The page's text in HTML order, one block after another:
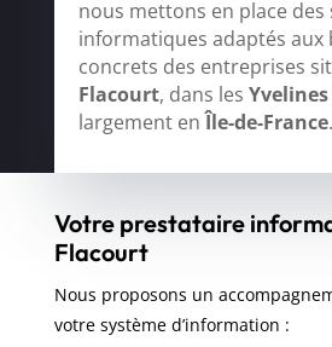
nous mettons en place des
informatiques adaptés aux
concrets des entreprises
Flacourt, dans les Yvelines
largement enÎle-de-France.
Votre prestataire
Flacourt
Nous proposons un
votre système d’information :